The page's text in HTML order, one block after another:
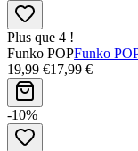
Plus que 4 !
Funko POPFunko
19,99 €17,99 €
-10%